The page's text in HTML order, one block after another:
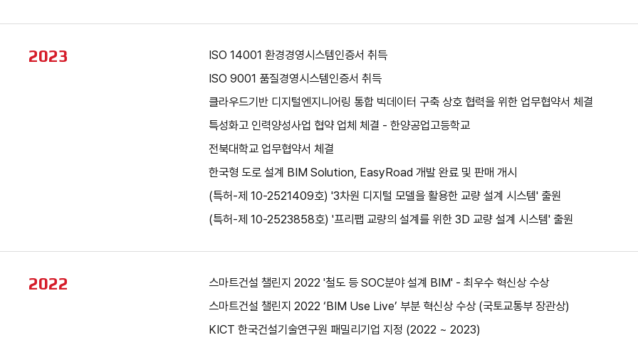
2023
ISO 14001 환경경영시스템인증서 취득
ISO 9001 품질경영시스템인증서 취득
클라우드기반 디지털엔지니어링 통합 빅데이터 구축 상호 협력을 위한 업무협약서 체결
특성화고 인력양성사업 협약 업체 체결 - 한양공업고등학교
전북대학교 업무협약서 체결
한국형 도로 설계 BIM Solution, EasyRoad 개발 완료 및 판매 개시
(특허-제 10-2521409호) '3차원 디지털 모델을 활용한 교량 설계 시스템' 출원
(특허-제 10-2523858호) '프리팹 교량의 설계를 위한 3D 교량 설계 시스템' 출원
2022
스마트건설 챌린지 2022 '철도 등 SOC분야 설계 BIM' - 최우수 혁신상 수상
스마트건설 챌린지 2022 ‘BIM Use Live’ 부분 혁신상 수상 (국토교통부 장관상)
KICT 한국건설기술연구원 패밀리기업 지정 (2022 ~ 2023)